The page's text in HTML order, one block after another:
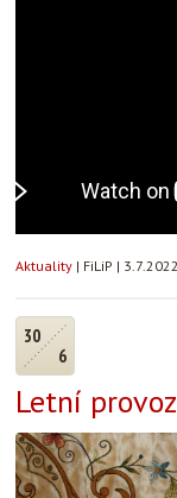
Aktuality | FiLiP |
30
6
Letní